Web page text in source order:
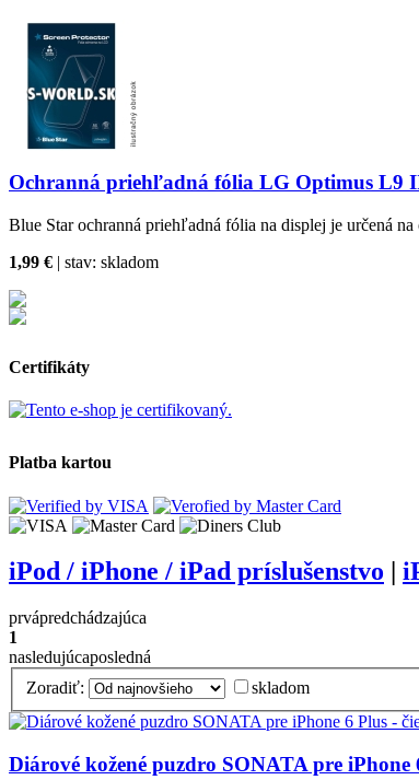
Ochranná priehľadná fólia LG Optimus L9
Blue Star ochranná priehľadná fólia na displej je určená
1,99 € | stav: skladom
Certifikáty
Platba kartou
iPod / iPhone / iPad príslušenstvo
prvápredchádzajúca
1
nasledujúcaposledná
Zoradiť:
skladom
Diárové kožené puzdro SONATA pre iPhone